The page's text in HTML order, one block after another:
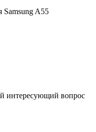
Samsung A55
интересующий вопрос